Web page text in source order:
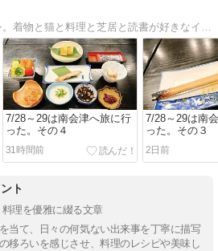
着物コーデと猫とメシ。着物と猫と料理と芝居と読書が好きなインドア人間の日々の記録。毎日更新してます。
7/28～29は南会津へ旅に行
った。その４
31時間前
7/28～29は南
った。その３
2日前
ト
理を優雅に綴る文章
当て、日々の何気ない出来事を丁寧に描写
移ろいを感じさせ、料理のレシピや美味し